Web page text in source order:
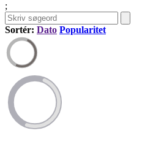
;
Sortér: Dato Popularitet